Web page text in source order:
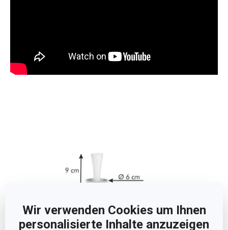
Wir verwenden Cookies um Ihnen
personalisierte Inhalte anzuzeigen